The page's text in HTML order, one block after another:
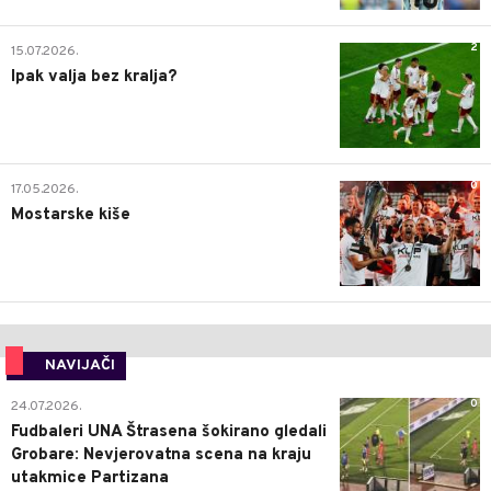
2
15.07.2026.
Ipak valja bez kralja?
0
17.05.2026.
Mostarske kiše
NAVIJAČI
0
24.07.2026.
Fudbaleri UNA Štrasena šokirano gledali
Grobare: Nevjerovatna scena na kraju
utakmice Partizana